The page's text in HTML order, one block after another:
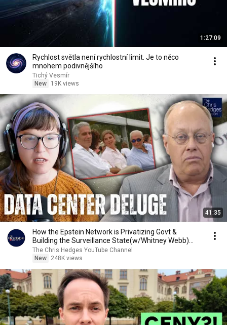
1:27:09
Rychlost světla není rychlostní limit. Je to něco
mnohem podivnějšího
Tichý Vesmír
New
19K views
41:35
How the Epstein Network is Privatizing Govt &
Building the Surveillance State(w/Whitney Webb)
|TCHR
The Chris Hedges YouTube Channel
New
248K views